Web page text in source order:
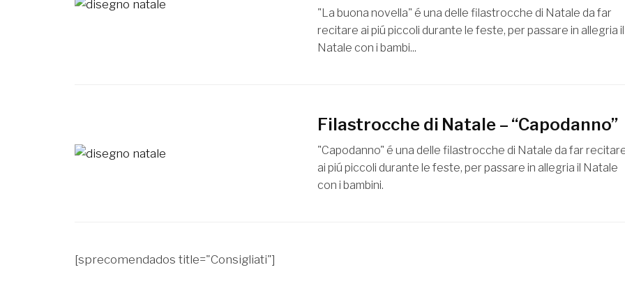
"La buona novella" é una delle filastrocche di Natale da far
recitare ai piú piccoli durante le feste, per passare in allegria il
Natale con i bambi...
Filastrocche di Natale – “Capodanno”
"Capodanno" é una delle filastrocche di Natale da far
ai piú piccoli durante le feste, per passare in allegria il Natale
con i bambini.
[sprecomendados title="Consigliati"]